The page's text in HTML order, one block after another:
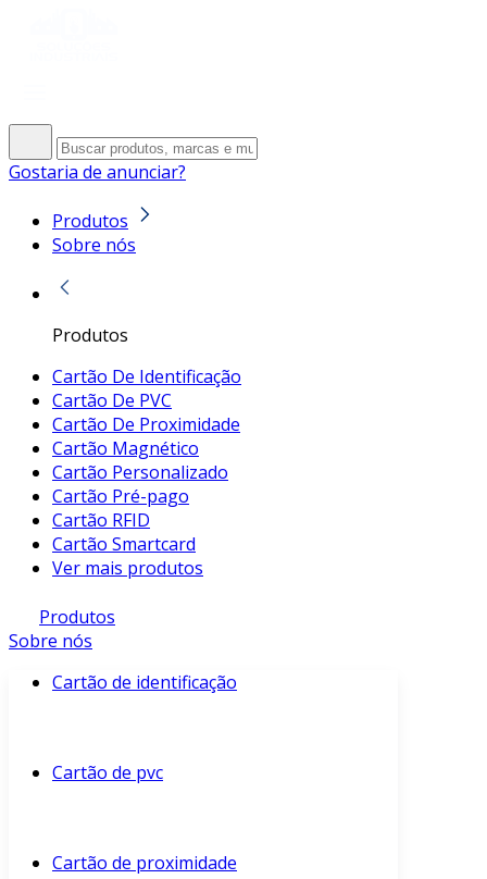
Gostaria de anunciar?
Produtos
Sobre nós
Produtos
Cartão De Identificação
Cartão De PVC
Cartão De Proximidade
Cartão Magnético
Cartão Personalizado
Cartão Pré-pago
Cartão RFID
Cartão Smartcard
Ver mais produtos
Produtos
Sobre nós
Cartão de identificação
Cartão de pvc
Cartão de proximidade